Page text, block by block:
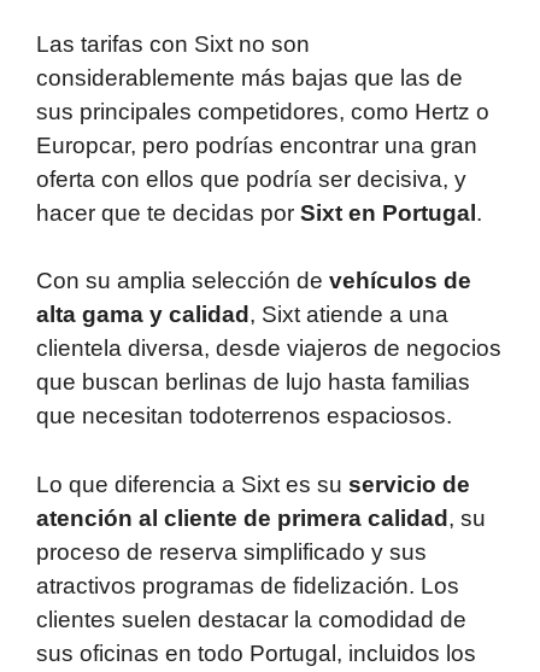
Las tarifas con Sixt no son
considerablemente más bajas que las de
sus principales competidores, como Hertz o
Europcar, pero podrías encontrar una gran
oferta con ellos que podría ser decisiva, y
hacer que te decidas por Sixt en Portugal.
Con su amplia selección de vehículos de
alta gama y calidad , Sixt atiende a una
clientela diversa, desde viajeros de negocios
que buscan berlinas de lujo hasta familias
que necesitan todoterrenos espaciosos.
Lo que diferencia a Sixt es su servicio de
atención al cliente de primera calidad, su
proceso de reserva simplificado y sus
atractivos programas de fidelización. Los
clientes suelen destacar la comodidad de
sus oficinas en todo Portugal, incluidos los